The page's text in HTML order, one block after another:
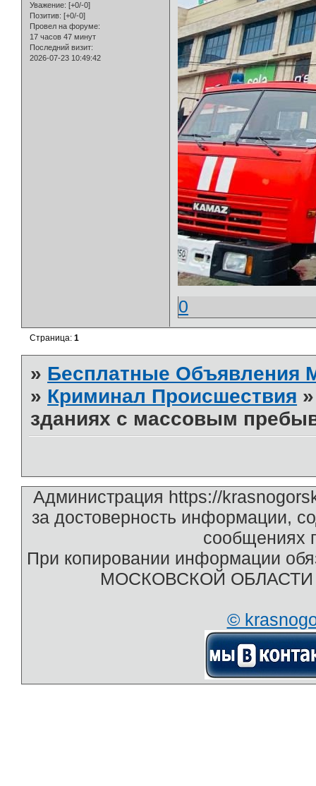
Уважение: [+0/-0]
Позитив: [+0/-0]
Провел на форуме:
17 часов 47 минут
Последний визит:
2026-07-23 10:49:42
0
Страница:1
» Бесплатные
» Криминал Происшествия
зданиях с массовым
Администрация https://
за достоверность информации,
сообщениях
При копировании информации
МОСКОВСКОЙ ОБЛАСТИ
©